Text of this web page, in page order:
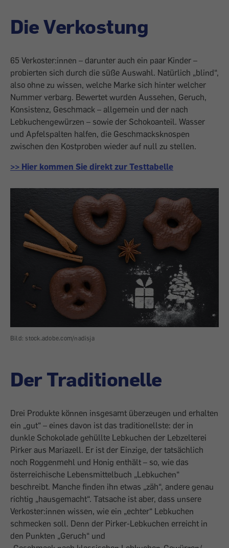
Die Verkostung
65 Verkoster:innen – darunter auch ein paar Kinder –
probierten sich durch die süße Auswahl. Natürlich „blind“,
also ohne zu wissen, welche Marke sich hinter welcher
Nummer verbarg. Bewertet wurden Aussehen, Geruch,
Konsistenz, Geschmack – allgemein und der nach
Lebkuchengewürzen – sowie der Schokoanteil. Wasser
und Apfelspalten halfen, die Geschmacksknospen
zwischen den Kostproben wieder auf null zu stellen.
>> Hier kommen Sie direkt zur Testtabelle
Bild: stock.adobe.com/nadisja
Der Traditionelle
Drei Produkte können insgesamt überzeugen und erhalten
ein „gut“ – eines davon ist das traditionellste: der in
dunkle Schokolade gehüllte Lebkuchen der Lebzelterei
Pirker aus Mariazell. Er ist der Einzige, der tatsächlich
noch Roggenmehl und Honig enthält – so, wie das
österreichische Lebensmittelbuch „Lebkuchen“
beschreibt. Manche finden ihn etwas „zäh“, andere genau
richtig „hausgemacht“. Tatsache ist aber, dass unsere
Verkoster:innen wissen, wie ein „echter“ Lebkuchen
schmecken soll. Denn der Pirker-Lebkuchen erreicht in
den Punkten „Geruch“ und